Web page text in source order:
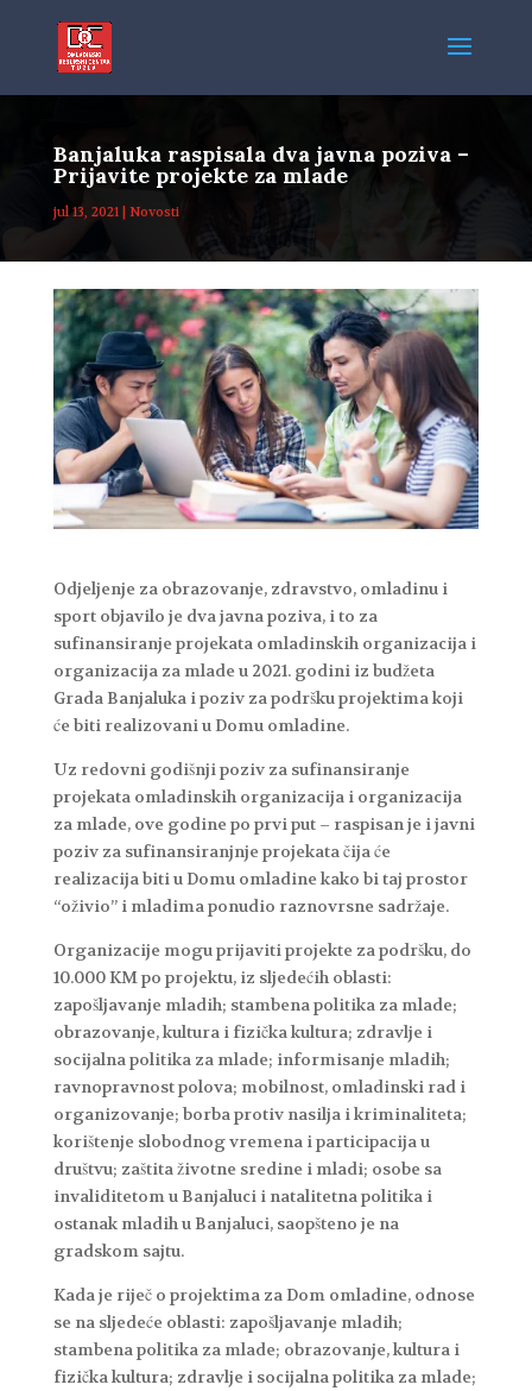
Banjaluka raspisala dva javna poziva –
Prijavite projekte za mlade
jul 13, 2021| Novosti
Odjeljenje za obrazovanje, zdravstvo, omladinu i
sport objavilo je dva javna poziva, i to za
sufinansiranje projekata omladinskih organizacija i
organizacija za mlade u 2021. godini iz budžeta
Grada Banjaluka i poziv za podršku projektima koji
će biti realizovani u Domu omladine.
Uz redovni godišnji poziv za sufinansiranje
projekata omladinskih organizacija i organizacija
za mlade, ove godine po prvi put – raspisan je i javni
poziv za sufinansiranjnje projekata čija će
realizacija biti u Domu omladine kako bi taj prostor
“oživio” i mladima ponudio raznovrsne sadržaje.
Organizacije mogu prijaviti projekte za podršku, do
10.000 KM po projektu, iz sljedećih oblasti:
zapošljavanje mladih; stambena politika za mlade;
obrazovanje, kultura i fizička kultura; zdravlje i
socijalna politika za mlade; informisanje mladih;
ravnopravnost polova; mobilnost, omladinski rad i
organizovanje; borba protiv nasilja i kriminaliteta;
korištenje slobodnog vremena i participacija u
društvu; zaštita životne sredine i mladi; osobe sa
invaliditetom u Banjaluci i natalitetna politika i
ostanak mladih u Banjaluci, saopšteno je na
gradskom sajtu.
Kada je riječ o projektima za Dom omladine, odnose
se na sljedeće oblasti: zapošljavanje mladih;
stambena politika za mlade; obrazovanje, kultura i
fizička kultura; zdravlje i socijalna politika za mlade;